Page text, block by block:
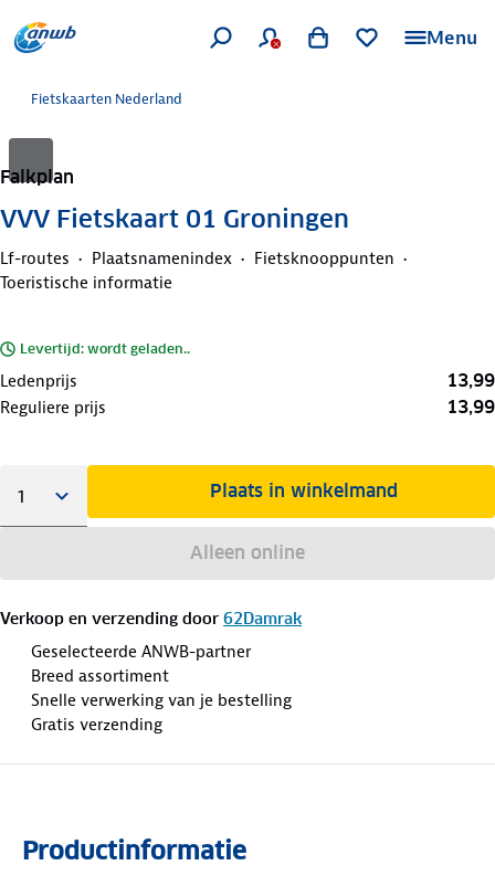
Menu
Fietskaarten Nederland
Falkplan
VVV Fietskaart 01 Groningen
Lf-routes Plaatsnamenindex
Fietsknooppunten
Toeristische informatie
Levertijd: wordt geladen..
Ledenprijs 13,99
Reguliere prijs 13,99
Plaats in winkelmand
Alleen online
Verkoop en verzending door 62Damrak
Geselecteerde ANWB-partner
Breed assortiment
Snelle verwerking van je bestelling
Gratis verzending
Productinformatie